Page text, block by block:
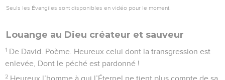
Seuls les Évangiles sont disponibles en vidéo pour le moment.
Louange au Dieu créateur et sauveur
1 De David. Poème. Heureux celui dont la transgression est
enlevée, Dont le péché est pardonné !
2 Heureux l’homme à qui l’Éternel ne tient plus compte de sa